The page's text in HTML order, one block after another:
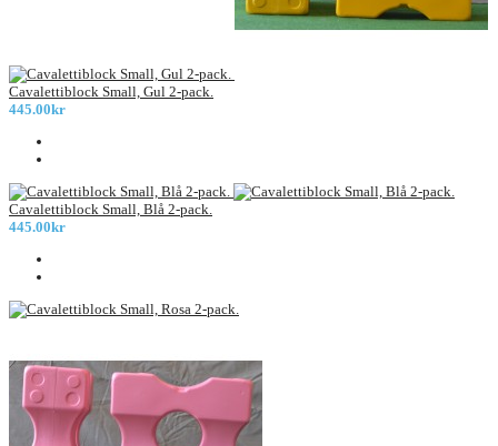
Cavalettiblock Small, Gul 2-pack.
445.00kr
Cavalettiblock Small, Blå 2-pack.
445.00kr